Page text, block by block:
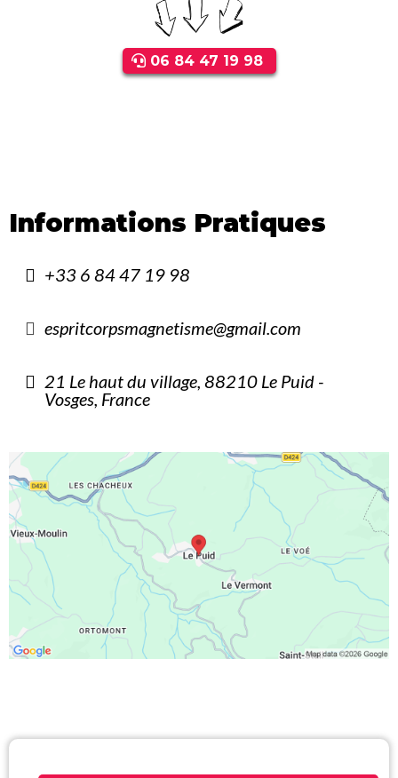
06 84 47 19 98
Informations Pratiques
+33 6 84 47 19 98
espritcorpsmagnetisme@gmail.com
21 Le haut du village, 88210 Le Puid -
Vosges, France